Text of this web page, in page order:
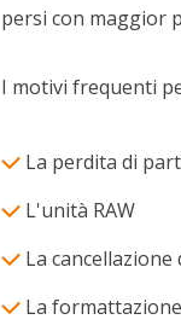
persi con maggior
I motivi frequenti
La perdita di
L'unità RAW
La cancellazione
La